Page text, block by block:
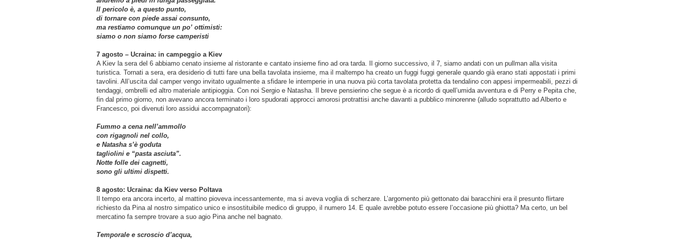
Il pericolo è, a questo punto,
di tornare con piede assai consunto,
ma restiamo comunque un po’ ottimisti:
siamo o non siamo forse camperisti
7 agosto – Ucraina: in campeggio a Kiev
A Kiev la sera del 6 abbiamo cenato insieme al ristorante e cantato insieme fino ad ora tarda. Il giorno successivo, il 7, siamo andati con un pullman alla visita
turistica. Tornati a sera, era desiderio di tutti fare una bella tavolata insieme, ma il maltempo ha creato un fuggi fuggi generale quando già erano stati appostati i primi
tavolini. All’uscita dal camper vengo invitato ugualmente a sfidare le intemperie in una nuova più corta tavolata protetta da tendalino con appesi impermeabili, pezzi di
tendaggi, ombrelli ed altro materiale antipioggia. Con noi Sergio e Natasha. Il breve pensierino che segue è a ricordo di quell’umida avventura e di Perry e Pepita che,
fin dal primo giorno, non avevano ancora terminato i loro spudorati approcci amorosi protrattisi anche davanti a pubblico minorenne (alludo soprattutto ad Alberto e
Francesco, poi divenuti loro assidui accompagnatori):
Fummo a cena nell’ammollo
con rigagnoli nel collo,
e Natasha s’è goduta
tagliolini e “pasta asciuta”.
Notte folle dei cagnetti,
sono gli ultimi dispetti.
8 agosto: Ucraina: da Kiev verso Poltava
Il tempo era ancora incerto, al mattino pioveva incessantemente, ma si aveva voglia di scherzare. L’argomento più gettonato dai baracchini era il presunto flirtare
richiesto da Pina al nostro simpatico unico e insostituibile medico di gruppo, il numero 14. E quale avrebbe potuto essere l’occasione più ghiotta? Ma certo, un bel
mercatino fa sempre trovare a suo agio Pina anche nel bagnato.
Temporale e scroscio d’acqua,